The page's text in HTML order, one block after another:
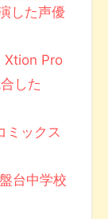
した声優
Xtion Pro
した
ミックス
台中学校